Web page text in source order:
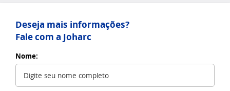
Deseja mais informações?
Fale com a Joharc
Nome: